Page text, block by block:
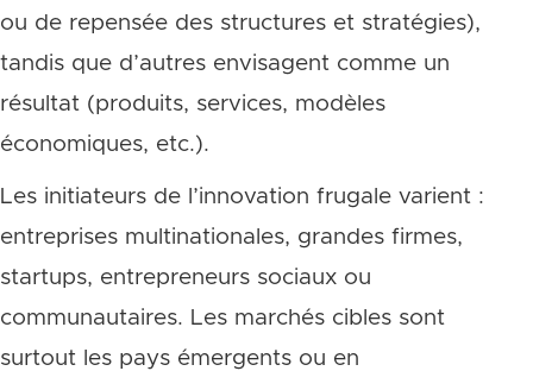
ou de repensée des structures et stratégies),
tandis que d’autres envisagent comme un
résultat (produits, services, modèles
économiques, etc.).
Les initiateurs de l’innovation frugale varient :
entreprises multinationales, grandes firmes,
startups, entrepreneurs sociaux ou
communautaires. Les marchés cibles sont
surtout les pays émergents ou en